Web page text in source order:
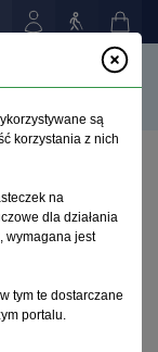
są
korzystania z nich
na
dla działania
wymagana jest
tym te dostarczane
portalu.